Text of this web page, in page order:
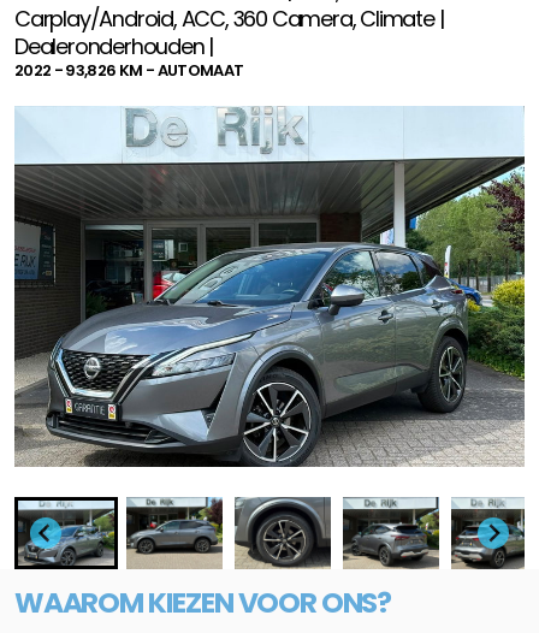
Carplay/Android, ACC, 360 Camera, Climate |
Dealeronderhouden |
2022 - 93,826 KM - AUTOMAAT
WAAROM KIEZEN VOOR ONS?